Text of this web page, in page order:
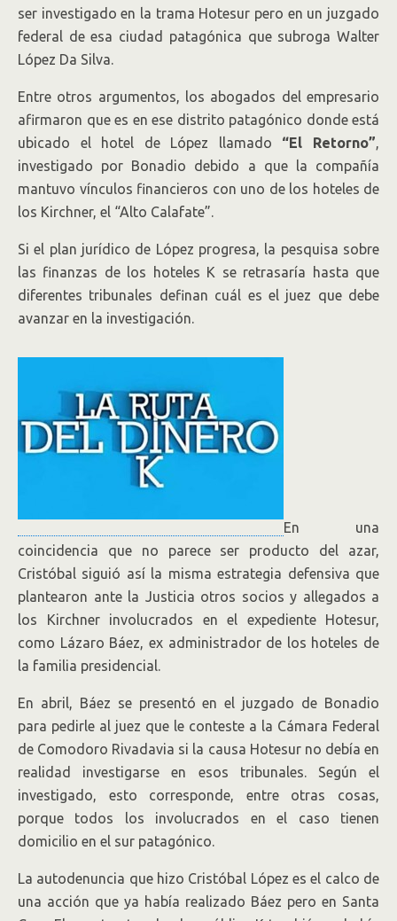
ser investigado en la trama Hotesur pero en un juzgado
federal de esa ciudad patagónica que subroga Walter
López Da Silva.
Entre otros argumentos, los abogados del empresario
afirmaron que es en ese distrito patagónico donde está
ubicado el hotel de López llamado “El Retorno”,
investigado por Bonadio debido a que la compañía
mantuvo vínculos financieros con uno de los hoteles de
los Kirchner, el “Alto Calafate”.
Si el plan jurídico de López progresa, la pesquisa sobre
las finanzas de los hoteles K se retrasaría hasta que
diferentes tribunales definan cuál es el juez que debe
avanzar en la investigación.
En una
coincidencia que no parece ser producto del azar,
Cristóbal siguió así la misma estrategia defensiva que
plantearon ante la Justicia otros socios y allegados a
los Kirchner involucrados en el expediente Hotesur,
como Lázaro Báez, ex administrador de los hoteles de
la familia presidencial.
En abril, Báez se presentó en el juzgado de Bonadio
para pedirle al juez que le conteste a la Cámara Federal
de Comodoro Rivadavia si la causa Hotesur no debía en
realidad investigarse en esos tribunales. Según el
investigado, esto corresponde, entre otras cosas,
porque todos los involucrados en el caso tienen
domicilio en el sur patagónico.
La autodenuncia que hizo Cristóbal López es el calco de
una acción que ya había realizado Báez pero en Santa